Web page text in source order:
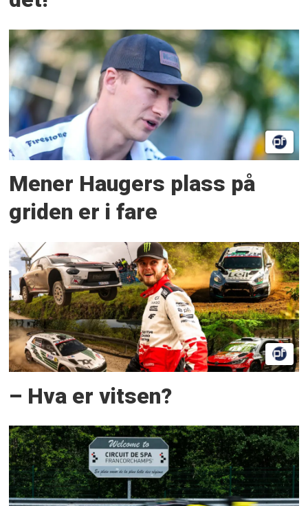
Mener Haugers plass på
griden er i fare
– Hva er vitsen?